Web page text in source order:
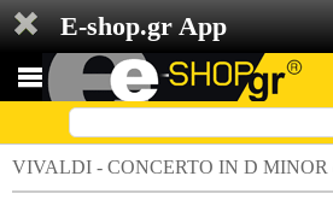
E-shop.gr App
VIVALDI - CONCERTO IN D MINOR